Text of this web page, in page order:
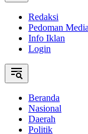
Redaksi
Pedoman
Info Iklan
Login
Beranda
Nasional
Daerah
Politik